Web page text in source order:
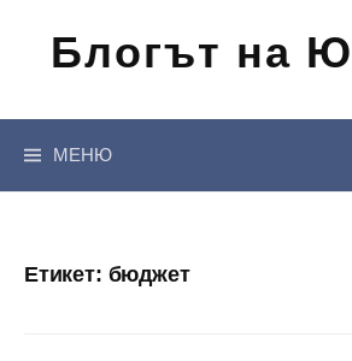
съдържанието
Блогът на
МЕНЮ
Етикет: бюджет